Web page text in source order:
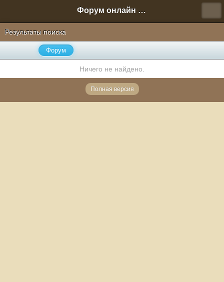
Форум онлайн игры "Новая Эра" (Нюра Биз)
Результаты поиска
Форум
Ничего не найдено.
Полная версия